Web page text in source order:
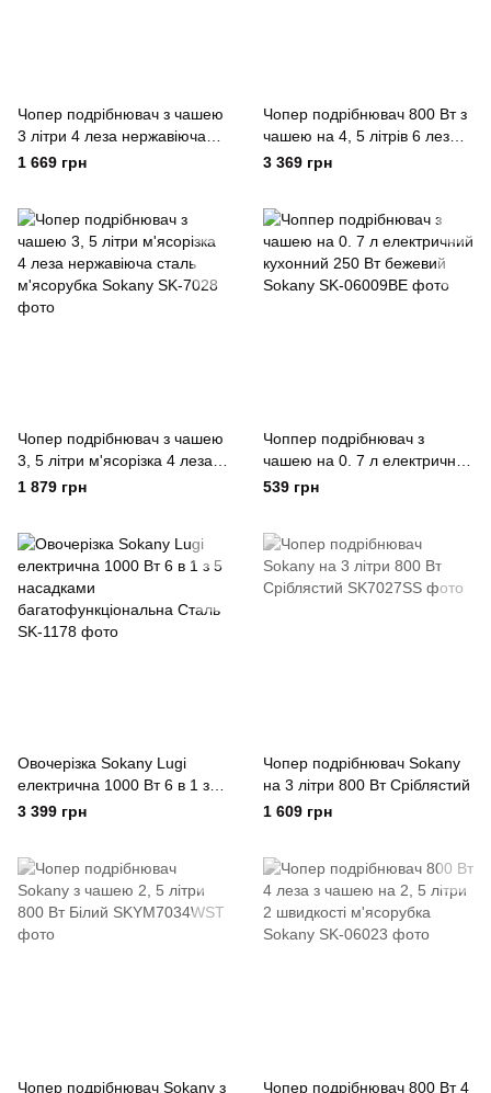
Чопер подрібнювач з чашею
3 літри 4 леза нержавіюча
сталь овочерізка Sokany
1 669 грн
Чопер подрібнювач 800 Вт з
чашею на 4, 5 літрів 6 лез
м'ясорубка Sokany
3 369 грн
Чопер подрібнювач з чашею
3, 5 літри м'ясорізка 4 леза
нержавіюча сталь
1 879 грн
Чоппер подрібнювач з
чашею на 0. 7 л електричний
кухонний 250 Вт бежевий
539 грн
Овочерізка Sokany Lugi
електрична 1000 Вт 6 в 1 з 5
насадками
3 399 грн
Чопер подрібнювач Sokany
на 3 літри 800 Вт Сріблястий
1 609 грн
Чопер подрібнювач Sokany з
Чопер подрібнювач 800 Вт 4